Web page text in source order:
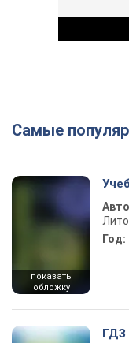
Самые
показать
обложку
Год:
ГДЗ